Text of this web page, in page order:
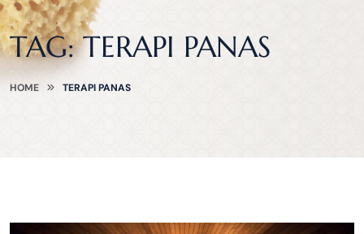
TAG:TERAPI PANAS
HOME TERAPI PANAS